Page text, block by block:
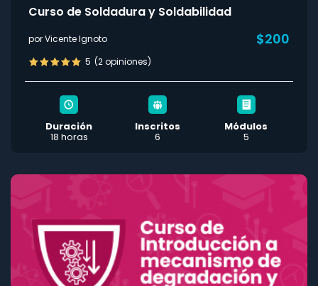
Curso de Soldadura y Soldabilidad
por Vicente Ignoto $200
5 (2 opiniones)
Duración
18 horas
Inscritos
6
Módulos
5